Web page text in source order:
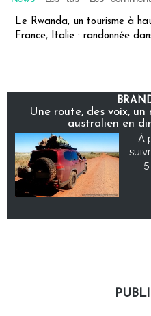
Le Rwanda, un tourisme à
France, Italie : randonnée
Une route, des voix, un
australien en
À